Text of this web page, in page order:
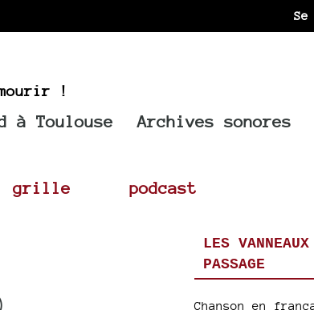
!
à Toulouse Archives sonores
grille podcast
LES
PASSAGE
Chanson en